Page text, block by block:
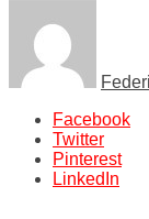
Facebook
Twitter
Pinterest
LinkedIn